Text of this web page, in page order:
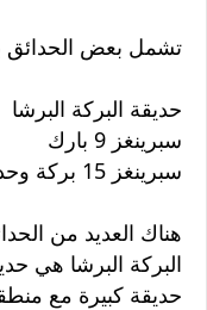
تشمل بعض الحدائق
حديقة البركة البرشا
سبرينغز 9 بارك
سبرينغز 15 بركة وحديقة
البركة البرشا هي
حديقة كبيرة مع